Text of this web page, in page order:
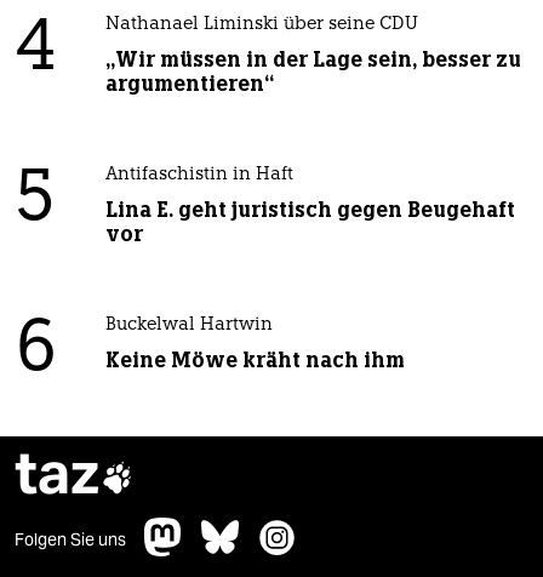
4 Nathanael Liminski über seine CDU
„Wir müssen in der Lage sein, besser zu
argumentieren“
5 Antifaschistin in Haft
Lina E. geht juristisch gegen Beugehaft
vor
6 Buckelwal Hartwin
Keine Möwe kräht nach ihm
taz
Folgen Sie uns